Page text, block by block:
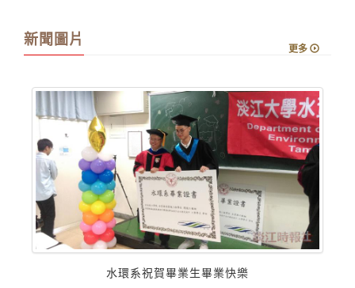
新聞圖片
更多
水環系祝賀畢業生畢業快樂